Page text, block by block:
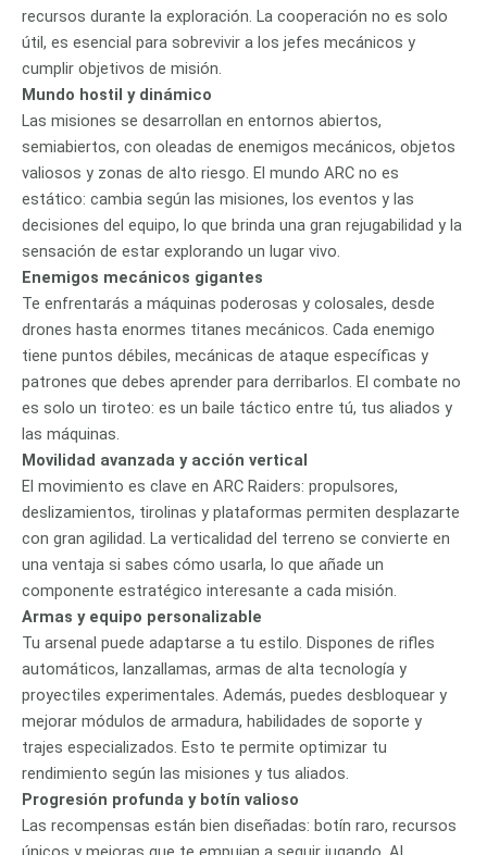
recursos durante la exploración. La cooperación no es solo
útil, es esencial para sobrevivir a los jefes mecánicos y
cumplir objetivos de misión.
Mundo hostil y dinámico
Las misiones se desarrollan en entornos abiertos,
semiabiertos, con oleadas de enemigos mecánicos, objetos
valiosos y zonas de alto riesgo. El mundo ARC no es
estático: cambia según las misiones, los eventos y las
decisiones del equipo, lo que brinda una gran rejugabilidad y la
sensación de estar explorando un lugar vivo.
Enemigos mecánicos gigantes
Te enfrentarás a máquinas poderosas y colosales, desde
drones hasta enormes titanes mecánicos. Cada enemigo
tiene puntos débiles, mecánicas de ataque específicas y
patrones que debes aprender para derribarlos. El combate no
es solo un tiroteo: es un baile táctico entre tú, tus aliados y
las máquinas.
Movilidad avanzada y acción vertical
El movimiento es clave en ARC Raiders: propulsores,
deslizamientos, tirolinas y plataformas permiten desplazarte
con gran agilidad. La verticalidad del terreno se convierte en
una ventaja si sabes cómo usarla, lo que añade un
componente estratégico interesante a cada misión.
Armas y equipo personalizable
Tu arsenal puede adaptarse a tu estilo. Dispones de rifles
automáticos, lanzallamas, armas de alta tecnología y
proyectiles experimentales. Además, puedes desbloquear y
mejorar módulos de armadura, habilidades de soporte y
trajes especializados. Esto te permite optimizar tu
rendimiento según las misiones y tus aliados.
Progresión profunda y botín valioso
Las recompensas están bien diseñadas: botín raro, recursos